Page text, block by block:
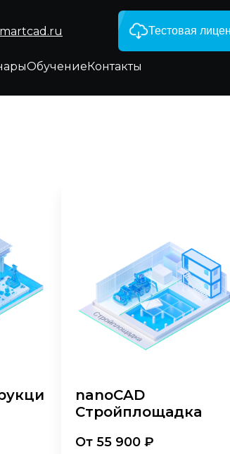
Тестовая
ОбучениеКонтакты
nanoCAD
Стройплощадка
От 55 900 ₽